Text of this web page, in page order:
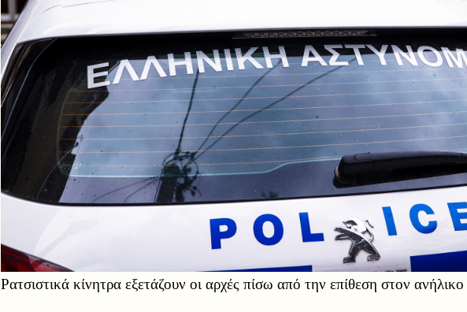
Ρατσιστικά κίνητρα εξετάζουν οι αρχές πίσω από την επίθεση στον